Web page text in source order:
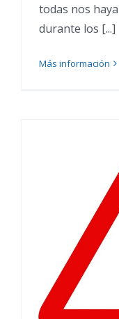
todas nos
durante los [...]
Más información
al